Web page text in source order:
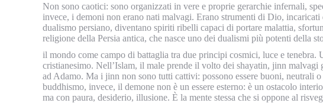
Non sono caotici: sono organizzati in vere e proprie gerarchie infernali,
invece, i demoni non erano nati malvagi. Erano strumenti di Dio,
dualismo persiano, diventano spiriti ribelli capaci di portare malattia,
religione della Persia antica, che nasce uno dei dualismi più potenti della
il mondo come campo di battaglia tra due principi cosmici, luce e tenebra.
cristianesimo. Nell’Islam, il male prende il volto dei shayatin, jinn
ad Adamo. Ma i jinn non sono tutti cattivi: possono essere buoni, neutrali
buddhismo, invece, il demone non è un essere esterno: è un ostacolo
ma con paura, desiderio, illusione. È la mente stessa che si oppone al